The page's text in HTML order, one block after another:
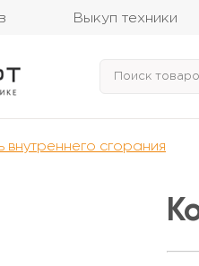
Выкуп техники
внутреннего сгорания